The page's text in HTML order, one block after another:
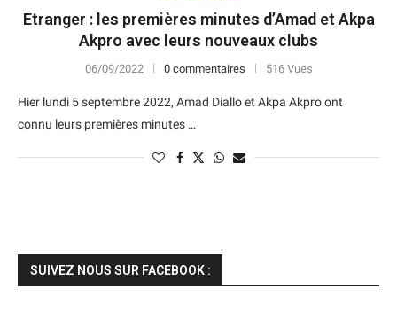
Etranger : les premières minutes d’Amad et Akpa
Akpro avec leurs nouveaux clubs
06/09/2022 0 commentaires 516 Vues
Hier lundi 5 septembre 2022, Amad Diallo et Akpa Akpro ont
connu leurs premières minutes …
SUIVEZ NOUS SUR FACEBOOK :